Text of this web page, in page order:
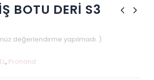
BOTU DERİ S3
değerlendirme yapılmadı. )
, Prohand